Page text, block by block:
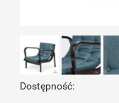
Dostępność: